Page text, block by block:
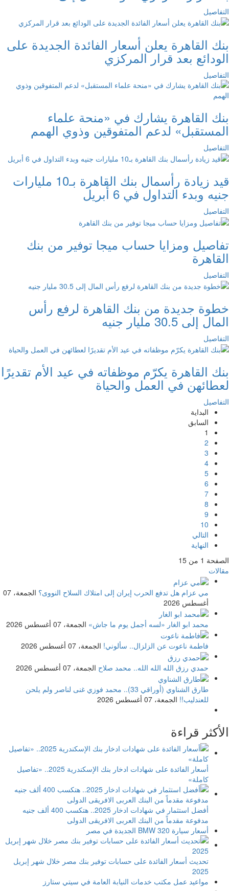
التفاصيل
بنك القاهرة يعلن أسعار الفائدة الجديدة على
الودائع بعد قرار المركزي
التفاصيل
بنك القاهرة يشارك في «منحة علماء
المستقبل» لدعم المتفوقين وذوي الهمم
التفاصيل
قيد زيادة رأسمال بنك القاهرة بـ10 مليارات
جنيه وبدء التداول في 6 أبريل
التفاصيل
تفاصيل ومزايا حساب ميجا توفير من بنك
القاهرة
التفاصيل
خطوة جديدة من بنك القاهرة لرفع رأس
المال إلى 30.5 مليار جنيه
التفاصيل
بنك القاهرة يكرّم موظفاته في عيد الأم تقديرًا
لعطائهن في العمل والحياة
التفاصيل
البداية
السابق
1
2
3
4
5
6
7
8
9
10
التالي
النهاية
الصفحة 1 من 15
مقالات
مي عزام هل تدفع الحرب إيران إلى امتلاك السلاح النووى؟
الجمعة، 07
أغسطس 2026
محمد ابو الغار «لسه أجمل يوم ما جاش» الجمعة، 07 أغسطس 2026
فاطمة ناعوت عن الزلزال.. سألوني! الجمعة، 07 أغسطس 2026
حمدي رزق الله الله الله.. محمد صلاح الجمعة، 07 أغسطس 2026
طارق الشناوي
(أوراقي 33).. محمد فوزي غنى لناصر ولم يلحن
للعندليب!! الجمعة، 07 أغسطس 2026
الأكثر قراءة
أسعار الفائدة على شهادات ادخار بنك الإسكندرية 2025.. «تفاصيل
كاملة»
أفضل استثمار في شهادات ادخار 2025.. هتكسب 400 ألف جنيه
مدفوعة مقدماً من البنك العربى الافريقى الدولى
أسعار سيارة BMW 320 الجديدة في مصر
تحديث أسعار الفائدة على حسابات توفير بنك مصر خلال شهر إبريل
2025
مواعيد عمل مكتب خدمات النيابة العامة في سيتي ستارز